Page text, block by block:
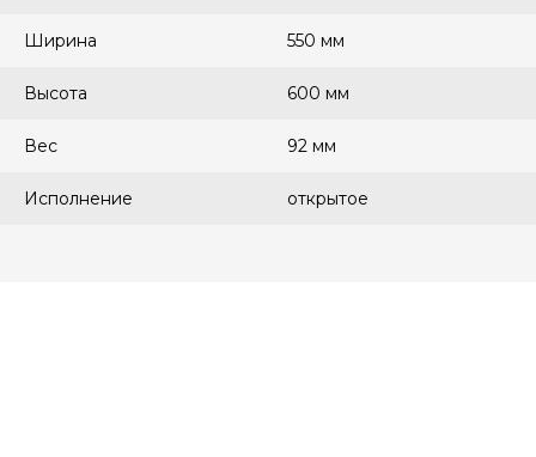
Ширина 550 мм
Высота 600 мм
Вес 92 мм
Исполнение открытое